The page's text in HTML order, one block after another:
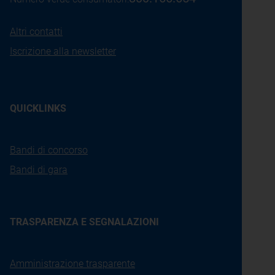
Altri contatti
Iscrizione alla newsletter
QUICKLINKS
Bandi di concorso
Bandi di gara
TRASPARENZA E SEGNALAZIONI
Amministrazione trasparente